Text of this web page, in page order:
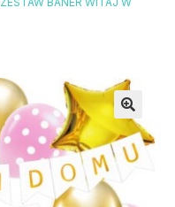
Rozwiń
menu
Rozwiń
menu